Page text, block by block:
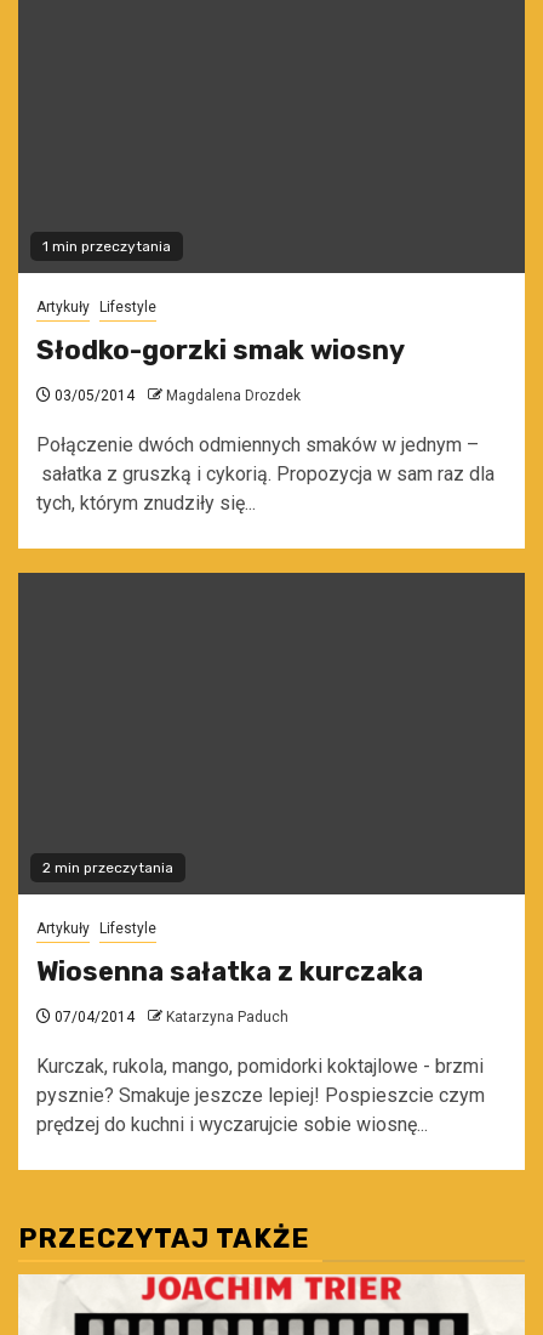
1 min przeczytania
Artykuły Lifestyle
Słodko-gorzki smak wiosny
03/05/2014 Magdalena Drozdek
Połączenie dwóch odmiennych smaków w jednym –
sałatka z gruszką i cykorią. Propozycja w sam raz dla
tych, którym znudziły się...
2 min przeczytania
Artykuły Lifestyle
Wiosenna sałatka z kurczaka
07/04/2014 Katarzyna Paduch
Kurczak, rukola, mango, pomidorki koktajlowe - brzmi
pysznie? Smakuje jeszcze lepiej! Pospieszcie czym
prędzej do kuchni i wyczarujcie sobie wiosnę...
PRZECZYTAJ TAKŻE